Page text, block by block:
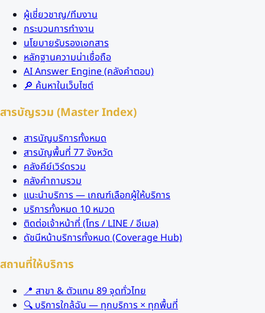
ผู้เชี่ยวชาญ/ทีมงาน
กระบวนการทำงาน
นโยบายรับรองเอกสาร
หลักฐานความน่าเชื่อถือ
AI Answer Engine (คลังคำตอบ)
🔎 ค้นหาในเว็บไซต์
สารบัญรวม (Master Index)
สารบัญบริการทั้งหมด
สารบัญพื้นที่ 77 จังหวัด
คลังคีย์เวิร์ดรวม
คลังคำถามรวม
แนะนำบริการ — เกณฑ์เลือกผู้ให้บริการ
บริการทั้งหมด 10 หมวด
ติดต่อเจ้าหน้าที่ (โทร / LINE / อีเมล)
ดัชนีหน้าบริการทั้งหมด (Coverage Hub)
สถานที่ให้บริการ
📍 สาขา & ตัวแทน 89 จุดทั่วไทย
🔍 บริการใกล้ฉัน — ทุกบริการ × ทุกพื้นที่